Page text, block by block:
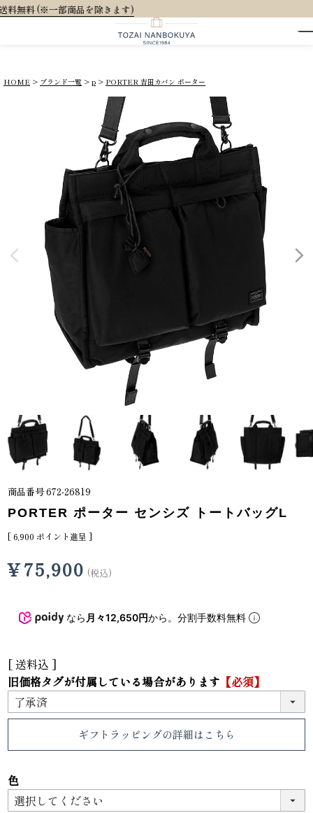
HOME ブランド一覧 p PORTER 吉田カバン ポーター
商品番号672-26819
PORTER ポーター センシズ トートバッグL
[6,900 ポイント進呈 ]
¥75,900 税込
なら 月々12,650円から。分割手数料無料
送料込
旧価格タグが付属している場合があります 【必須】
ギフトラッピングの詳細はこちら
色